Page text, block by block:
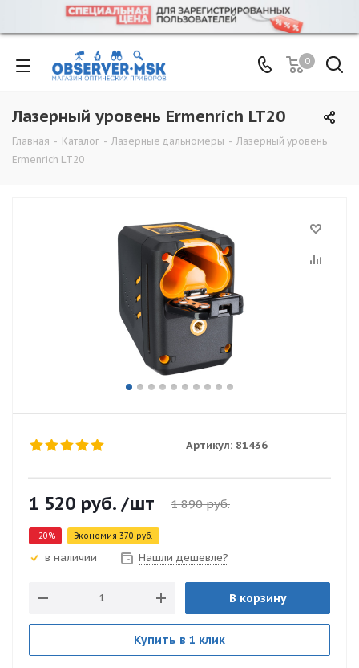
0
Лазерный уровень Ermenrich LT20
Главная - Каталог - Лазерные дальномеры - Лазерный уровень
Ermenrich LT20
Артикул: 81436
1 520 руб. /шт 1 890руб.
-20% Экономия 370 руб.
в наличии Нашли дешевле?
В корзину
Купить в 1 клик